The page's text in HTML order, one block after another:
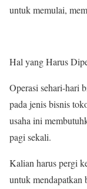
untuk memulai,
Hal yang Harus
Operasi sehari-hari
pada jenis bisnis
usaha ini
pagi sekali.
Kalian harus pergi
untuk mendapatkan